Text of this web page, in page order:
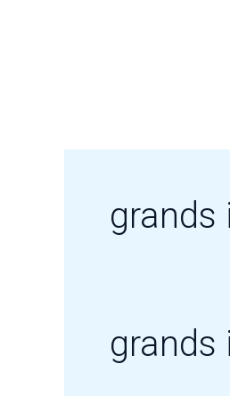
grands
grands